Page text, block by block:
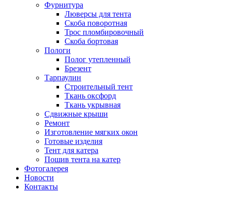
Фурнитура
Люверсы для тента
Скоба поворотная
Трос пломбировочный
Скоба бортовая
Пологи
Полог утепленный
Брезент
Тарпаулин
Строительный тент
Ткань оксфорд
Ткань укрывная
Сдвижные крыши
Ремонт
Изготовление мягких окон
Готовые изделия
Тент для катера
Пошив тента на катер
Фотогалерея
Новости
Контакты